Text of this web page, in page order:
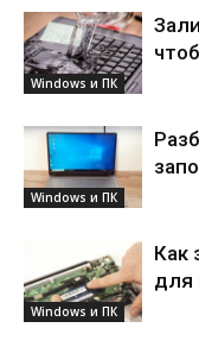
Windows и ПК
Windows и ПК
Windows и ПК
Как
для